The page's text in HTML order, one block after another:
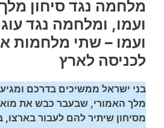
מלחמה נגד סיחון
ועמו, ומלחמה נגד
ועמו – שתי מלחמות
לכניסה לארץ
בני ישראל ממשיכים בדרכם
מלך האמורי, שבעבר כבש את
מסיחון שיתיר להם לעבור